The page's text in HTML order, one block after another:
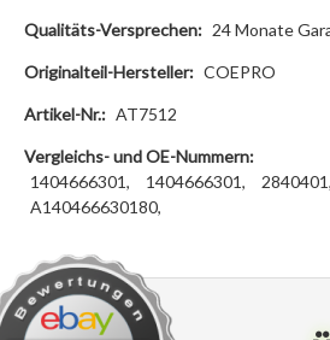
Qualitäts-Versprechen: 24 Monate
Originalteil-Hersteller: COEPRO
Artikel-Nr.: AT7512
Vergleichs- und OE-Nummern:
1404666301,
1404666301, 2840401,
A140466630180,